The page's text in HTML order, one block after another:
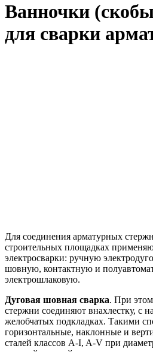
Ванночки
для сварки
Для соединения арматурных
строительных площадках
электросварки: ручную
шовную, контактную и
электрошлаковую.
Дуговая шовная сварка. При
стержни соединяют внахлестку, с
желобчатых подкладках. Такими
горизонтальные, наклонные и
сталей классов A-I, A-V при